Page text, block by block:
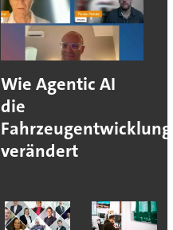
Wie Agentic AI
die
Fahrzeugentwicklung
verändert